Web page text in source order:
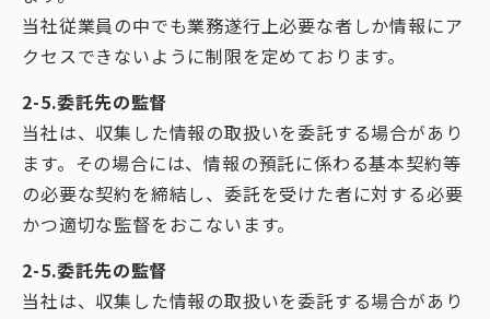
当社従業員の中でも業務遂行上必要な者しか情報にア
クセスできないように制限を定めております。
2-5.委託先の監督
当社は、収集した情報の取扱いを委託する場合があり
ます。その場合には、情報の預託に係わる基本契約等
の必要な契約を締結し、委託を受けた者に対する必要
かつ適切な監督をおこないます。
2-5.委託先の監督
当社は、収集した情報の取扱いを委託する場合があり